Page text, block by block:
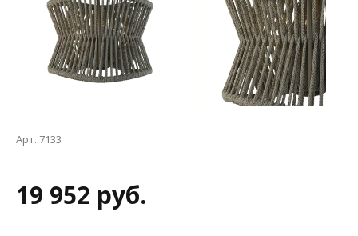
Арт. 7133
19 952 руб.